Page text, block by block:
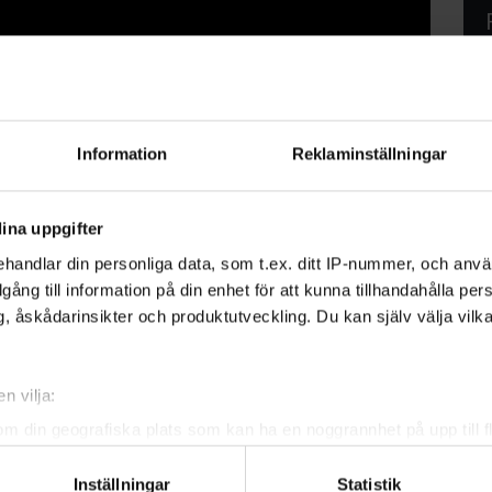
Information Reklaminställningar
uppgifter
din personliga data, som t.ex. ditt IP-nummer, och
till information på din enhet för att kunna tillhandahålla
åskådarinsikter och produktutveckling. Du kan själv välja
vilja:
din geografiska plats som kan ha en noggrannhet på upp till
Inställningar Statistik
du kan ha med dig när du är på
igång är att skaffa en bra fågelbok
Att lära sig tillsammans med andra är
i din trädgård, bygga fågelholkar eller är
oss på Studiefrämjandet.
eller inspireras av: Mata fågel,
fågel.